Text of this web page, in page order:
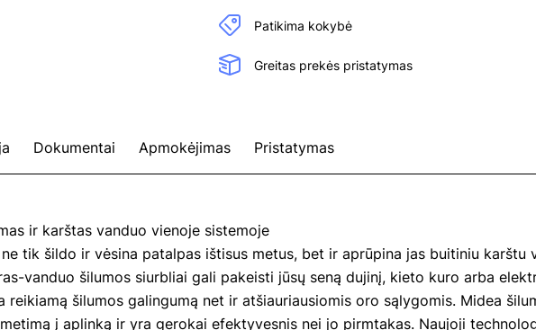
Patikima kokybė
Greitas prekės pristatymas
Dokumentai Apmokėjimas Pristatymas
ir karštas vanduo vienoje sistemoje
tik šildo ir vėsina patalpas ištisus metus, bet ir aprūpina jas buitiniu karštu
vanduo šilumos siurbliai gali pakeisti jūsų seną dujinį, kieto kuro arba
šilumos galingumą net ir atšiauriausiomis oro sąlygomis. Midea
į aplinką ir yra gerokai efektyvesnis nei jo pirmtakas. Naujoji